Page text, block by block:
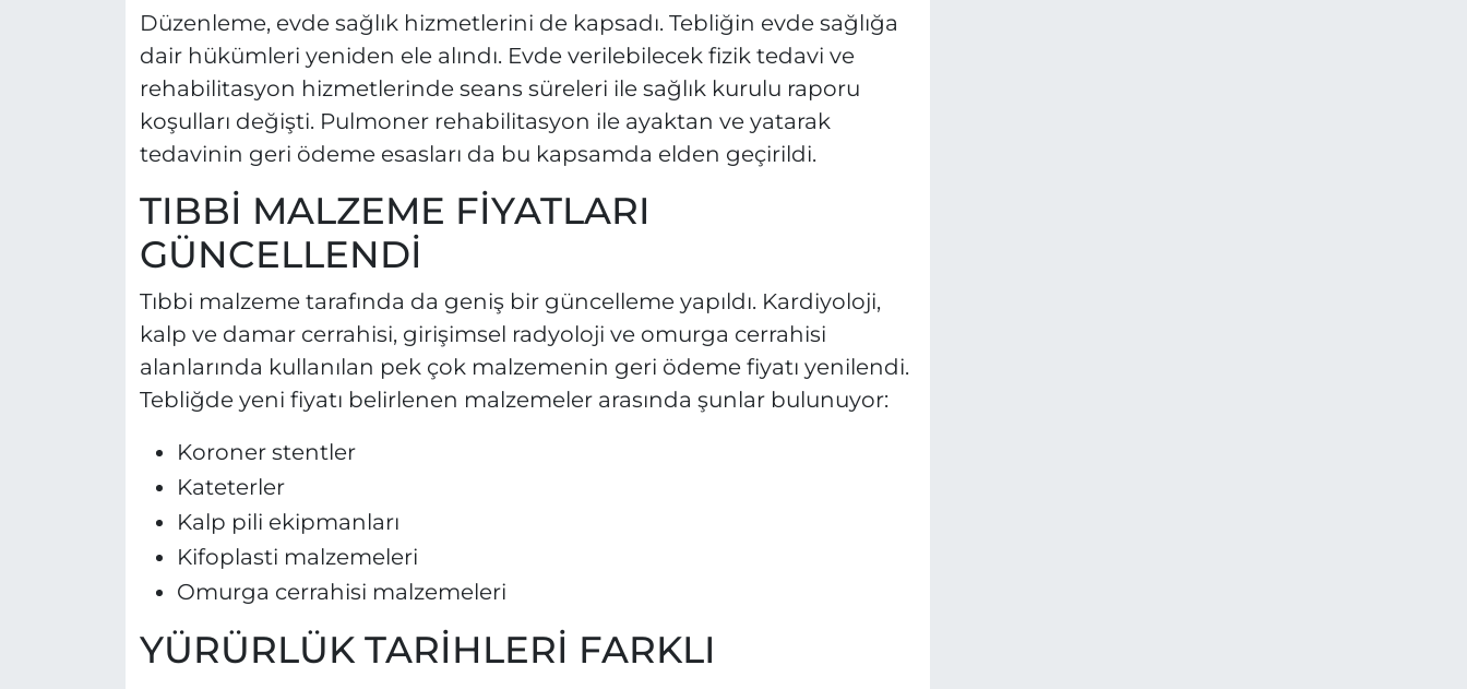
Düzenleme, evde sağlık hizmetlerini de kapsadı. Tebliğin evde sağlığa
dair hükümleri yeniden ele alındı. Evde verilebilecek fizik tedavi ve
rehabilitasyon hizmetlerinde seans süreleri ile sağlık kurulu raporu
koşulları değişti. Pulmoner rehabilitasyon ile ayaktan ve yatarak
tedavinin geri ödeme esasları da bu kapsamda elden geçirildi.
TIBBİ MALZEME FİYATLARI
GÜNCELLENDİ
Tıbbi malzeme tarafında da geniş bir güncelleme yapıldı. Kardiyoloji,
kalp ve damar cerrahisi, girişimsel radyoloji ve omurga cerrahisi
alanlarında kullanılan pek çok malzemenin geri ödeme fiyatı yenilendi.
Tebliğde yeni fiyatı belirlenen malzemeler arasında şunlar bulunuyor:
Koroner stentler
Kateterler
Kalp pili ekipmanları
Kifoplasti malzemeleri
Omurga cerrahisi malzemeleri
YÜRÜRLÜK TARİHLERİ FARKLI